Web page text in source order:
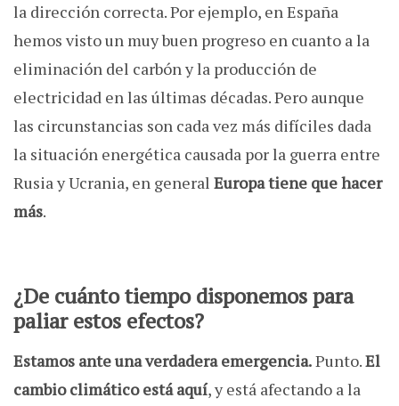
la dirección correcta. Por ejemplo, en España
hemos visto un muy buen progreso en cuanto a la
eliminación del carbón y la producción de
electricidad en las últimas décadas. Pero aunque
las circunstancias son cada vez más difíciles dada
la situación energética causada por la guerra entre
Rusia y Ucrania, en general Europa tiene que hacer
más.
¿De cuánto tiempo disponemos para
paliar estos efectos?
Estamos ante una verdadera emergencia.Punto.El
cambio climático está aquí, y está afectando a la